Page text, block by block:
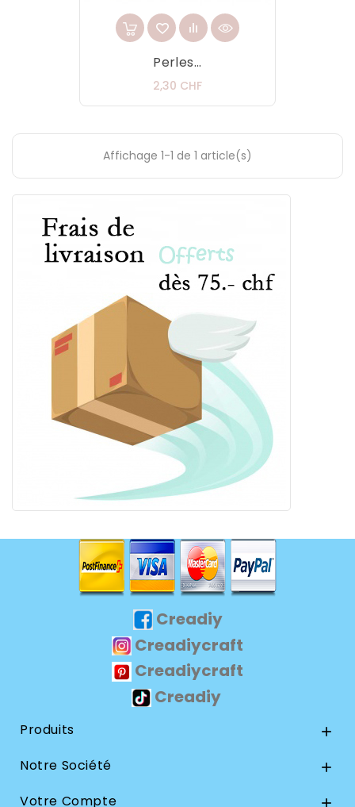
Perles...
2,30 CHFPrix
Affichage 1-1 de 1 article(s)
Creadiy
Creadiycraft
Creadiycraft
Creadiy
Produits 
Notre Société 
Votre Compte 